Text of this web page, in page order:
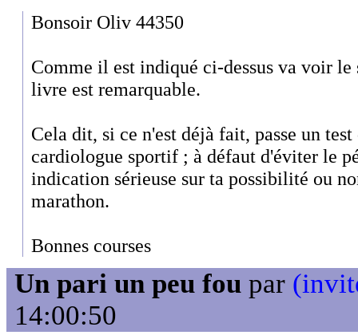
Bonsoir Oliv 44350
Comme il est indiqué ci-dessus va voir
livre est remarquable.
Cela dit, si ce n'est déjà fait, passe un
cardiologue sportif ; à défaut d'éviter le
indication sérieuse sur ta possibilité ou
marathon.
Bonnes courses
Un pari un peu fou par
14:00:50